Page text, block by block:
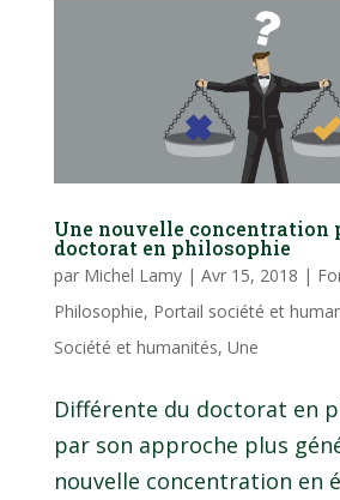
Une nouvelle concentration
doctorat en philosophie
par Michel Lamy| Avr 15, 2018 |
Philosophie, Portail société et
Société et humanités, Une
Différente du doctorat en
par son approche plus
nouvelle concentration en